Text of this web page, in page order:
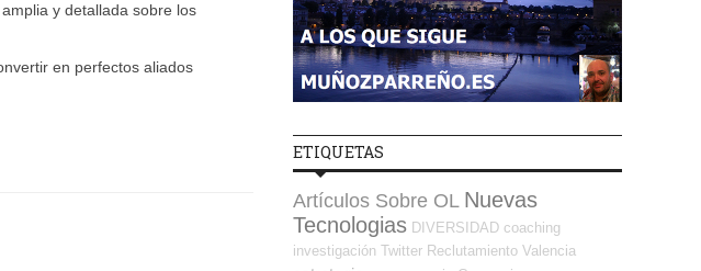
y detallada sobre los
en perfectos aliados
ETIQUETAS
Artículos Sobre OL Nuevas
Tecnologias DIVERSIDAD coaching
investigación Twitter Reclutamiento Valencia